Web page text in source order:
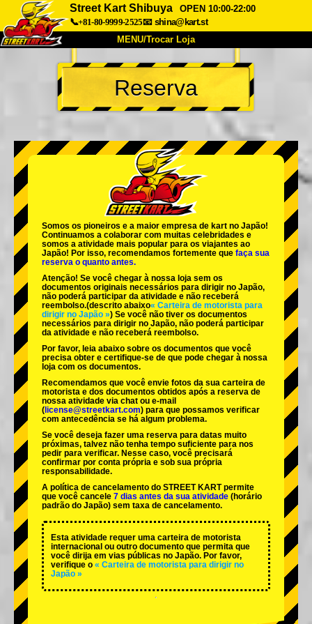
Street Kart Shibuya
OPEN 10:00-22:00
📞+81-80-9999-2525📧 shina@kart.st
MENU/Trocar Loja
INÍCIO
Sobre Especificações Preços
Empresa Reserva
Trocar Loja
Tokyo Shinagawa Tokyo Akihabara#1
Tokyo Akihabara#2
Tokyo Shibuya Annex Tokyo Bay
Tokyo Asakusa Osaka
Okinawa
Reserva
Somos os pioneiros e a maior empresa de kart no Japão!
Continuamos a colaborar com muitas celebridades e
somos a atividade mais popular para os viajantes ao
Japão! Por isso, recomendamos fortemente que faça sua
reserva o quanto antes.
Atenção! Se você chegar à nossa loja sem os
documentos originais necessários para dirigir no Japão,
não poderá participar da atividade e não receberá
reembolso.(descrito abaixo« Carteira de motorista para
dirigir no Japão ») Se você não tiver os documentos
necessários para dirigir no Japão, não poderá participar
da atividade e não receberá reembolso.
Por favor, leia abaixo sobre os documentos que você
precisa obter e certifique-se de que pode chegar à nossa
loja com os documentos.
Recomendamos que você envie fotos da sua carteira de
motorista e dos documentos obtidos após a reserva de
nossa atividade via chat ou e-mail
( license@streetkart.com) para que possamos verificar
com antecedência se há algum problema.
Se você deseja fazer uma reserva para datas muito
próximas, talvez não tenha tempo suficiente para nos
pedir para verificar. Nesse caso, você precisará
confirmar por conta própria e sob sua própria
responsabilidade.
A política de cancelamento do STREET KART permite
que você cancele 7 dias antes da sua atividade (horário
padrão do Japão) sem taxa de cancelamento.
Esta atividade requer uma carteira de motorista
internacional ou outro documento que permita que
você dirija em vias públicas no Japão. Por favor,
verifique o « Carteira de motorista para dirigir no
Japão »